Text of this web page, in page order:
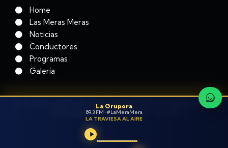
Home
Las Meras Meras
Noticias
Conductores
Programas
Galería
© Todos los Derechos Reservados Operadora
de Radio de Puebla, S.A de CV
La Grupera
89.3 FM · #LaMeraMera
LA TRAVIESA AL AIRE